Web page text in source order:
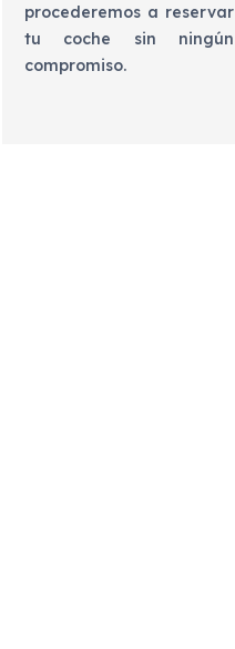
procederemos a reservar
tu coche sin ningún
compromiso.